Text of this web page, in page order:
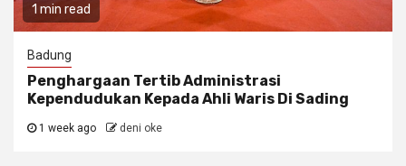
1 min read
Badung
Penghargaan Tertib Administrasi
Kependudukan Kepada Ahli Waris Di Sading
1 week ago deni oke